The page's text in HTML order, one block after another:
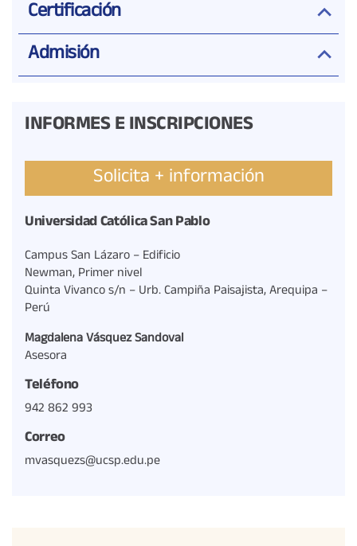
Certificación
Admisión
INFORMES E INSCRIPCIONES
Solicita + información
Universidad Católica San Pablo
Campus San Lázaro – Edificio
Newman, Primer nivel
Quinta Vivanco s/n – Urb. Campiña Paisajista, Arequipa –
Perú
Magdalena Vásquez Sandoval
Asesora
Teléfono
942 862 993
Correo
mvasquezs@ucsp.edu.pe